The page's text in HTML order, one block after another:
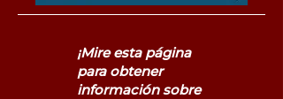
¡Mire esta página
para obtener
información sobre